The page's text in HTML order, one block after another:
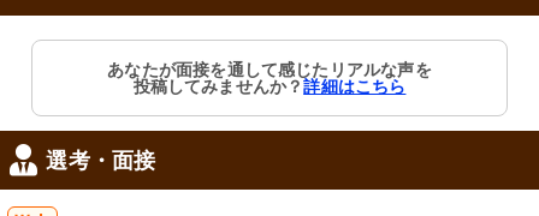
あなたが面接を通して感じたリアルな声を
投稿してみませんか？詳細はこちら
選考・面接